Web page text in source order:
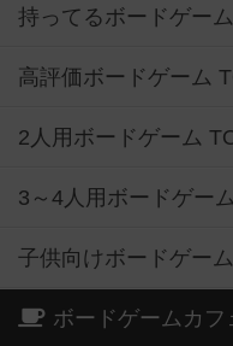
持ってるボードゲー
高評価ボードゲーム
2人用ボードゲーム
3～4人用ボードゲー
子供向けボードゲー
ボードゲームカフ